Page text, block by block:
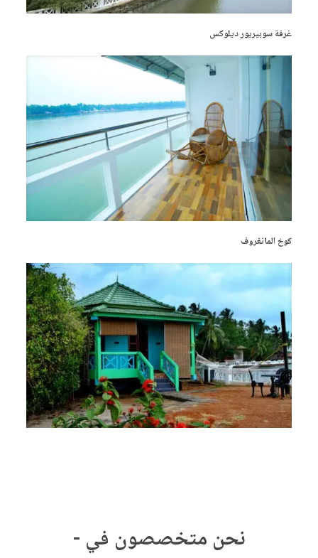
غرفة سوبيريور ديلوكس
كوخ المانغروف
نحن متخصصون في -